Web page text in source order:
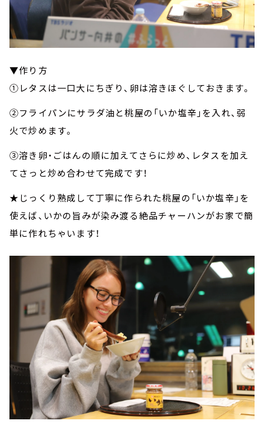
▼作り方
①レタスは一口大にちぎり、卵は溶きほぐしておきます。
②フライパンにサラダ油と桃屋の「いか塩辛」を入れ、弱
火で炒めます。
③溶き卵・ごはんの順に加えてさらに炒め、レタスを加え
てさっと炒め合わせて完成です！
★じっくり熟成して丁寧に作られた桃屋の「いか塩辛」を
使えば、いかの旨みが染み渡る絶品チャーハンがお家で簡
単に作れちゃいます！